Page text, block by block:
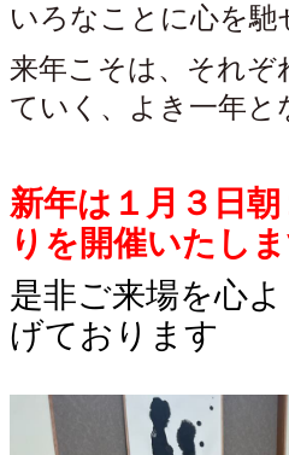
いろなことに心を馳
来年こそは、それぞ
ていく、よき一年と
新年は１月３日
りを開催いたし
是非ご来場を心
げております